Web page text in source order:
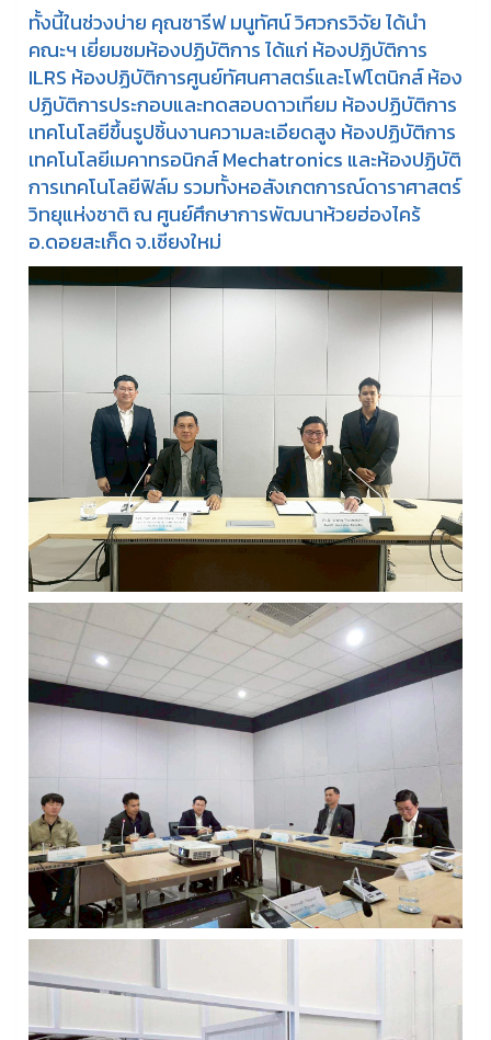
ทั้งนี้ในช่วงบ่าย คุณชารีฟ มนูทัศน์ วิศวกรวิจัย ได้นำ
คณะฯ เยี่ยมชมห้องปฏิบัติการ ได้แก่ ห้องปฏิบัติการ
ILRS ห้องปฏิบัติการศูนย์ทัศนศาสตร์และโฟโตนิกส์ ห้อง
ปฏิบัติการประกอบและทดสอบดาวเทียม ห้องปฏิบัติการ
เทคโนโลยีขึ้นรูปชิ้นงานความละเอียดสูง ห้องปฏิบัติการ
เทคโนโลยีเมคาทรอนิกส์ Mechatronics และห้องปฏิบัติ
การเทคโนโลยีฟิล์ม รวมทั้งหอสังเกตการณ์ดาราศาสตร์
วิทยุแห่งชาติ ณ ศูนย์ศึกษาการพัฒนาห้วยฮ่องไคร้
อ.ดอยสะเก็ด จ.เชียงใหม่